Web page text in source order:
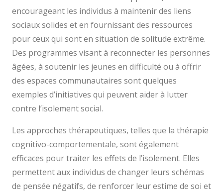
encourageant les individus à maintenir des liens
sociaux solides et en fournissant des ressources
pour ceux qui sont en situation de solitude extrême.
Des programmes visant à reconnecter les personnes
âgées, à soutenir les jeunes en difficulté ou à offrir
des espaces communautaires sont quelques
exemples d’initiatives qui peuvent aider à lutter
contre l’isolement social.
Les approches thérapeutiques, telles que la thérapie
cognitivo-comportementale, sont également
efficaces pour traiter les effets de l’isolement. Elles
permettent aux individus de changer leurs schémas
de pensée négatifs, de renforcer leur estime de soi et